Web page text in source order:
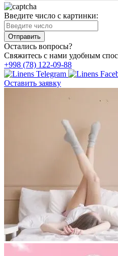
Введите число с картинки:
Остались вопросы?
Свяжитесь с нами удобным
+998 (78) 122-09-88
Оставить заявку